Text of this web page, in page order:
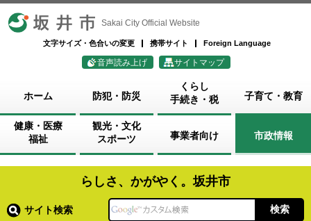
坂井市 Sakai City Official Website
文字サイズ・色合いの変更 携帯サイト Foreign Language
音声読み上げ サイトマップ
ホーム 防犯・防災
くらし
手続き・税
子育て・教育
健康・医療
福祉
観光・文化
スポーツ
事業者向け 市政情報
らしさ、かがやく。坂井市
サイト検索